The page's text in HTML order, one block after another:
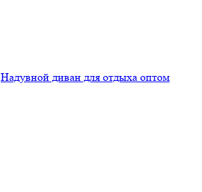
Надувной диван для отдыха оптом